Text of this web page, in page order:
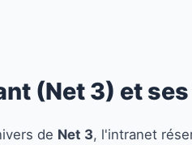
(Net 3) et
de Net 3, l'intranet